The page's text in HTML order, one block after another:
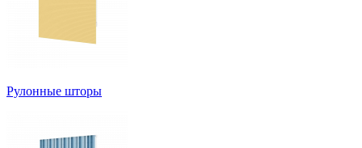
Рулонные шторы